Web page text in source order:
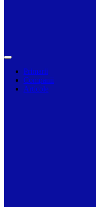
Primarii
Companii
Articole